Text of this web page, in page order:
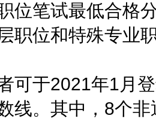
位笔试最低合格
职位和特殊专业
于2021年1月登
线。其中，8个